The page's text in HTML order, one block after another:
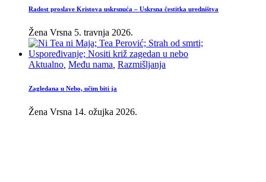
Radost proslave Kristova uskrsnuća – Uskrsna čestitka uredništva
Žena Vrsna 5. travnja 2026.
Aktualno Među nama Razmišljanja
Zagledana u Nebo, učim biti ja
Žena Vrsna 14. ožujka 2026.